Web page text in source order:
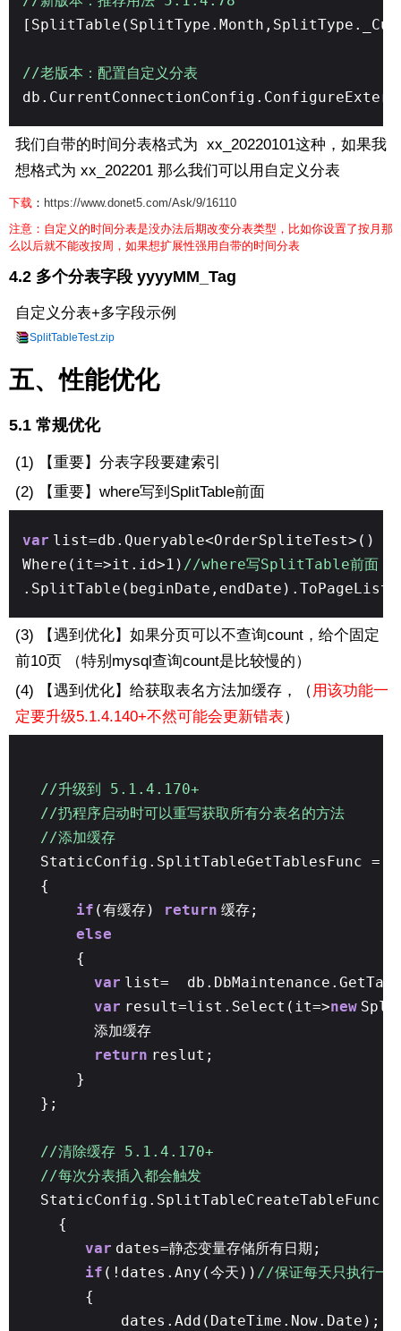
//老版本：配置自定义分表
我们自带的时间分表格式为 xx_20220101这种，如果我
想格式为 xx_202201 那么我们可以用自定义分表
下载 ： https://www.donet5.com/Ask/9/16110
注意：自定义的时间分表是没办法后期改变分表类型，比如你设置了按月那
么以后就不能改按周，如果想扩展性强用自带的时间分表
4.2 多个分表字段 yyyyMM_Tag
自定义分表+多字段示例
SplitTableTest.zip
五、性能优化
5.1 常规优化
(1) 【重要】分表字段要建索引
(2)
【重要】 where写到SplitTable前面
var list=db.Queryable<OrderSpliteTest>()
Where(it=>it.id>1) //where写SplitTable前面
(3) 【遇到优化】 如果分页可以不查询count，给个固定
前10页 （特别mysql查询count是比较慢的）
(4)
【遇到优化】 给获取表名方法加缓存，（用该功能一
定要升级5.1.4.140+不然可能会更新错表）
//升级到 5.1.4.170+
//扔程序启动时可以重写获取所有分表名的方法
//添加缓存
StaticConfig.SplitTableGetTablesFunc =
{
if (有缓存) return 缓存;
else
{
var list=
var result=list.Select(it=>new
添加缓存
return reslut;
}
};
//清除缓存 5.1.4.170+
//每次分表插入都会触发
StaticConfig.SplitTableCreateTableFunc
{
var dates=静态变量存储所有日期;
if (!dates.Any(今天)) //保证每天只执行一
{
dates.Add(DateTime.Now.Date);